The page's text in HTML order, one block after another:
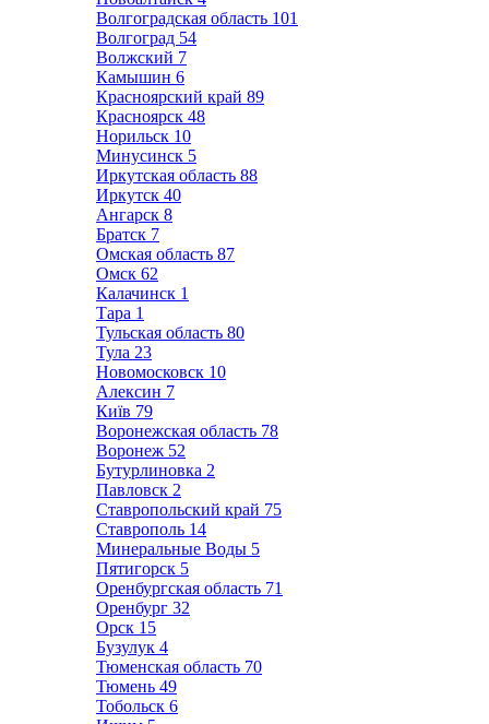
Волгоградская область 101
Волгоград 54
Волжский 7
Камышин 6
Красноярский край 89
Красноярск 48
Норильск 10
Минусинск 5
Иркутская область 88
Иркутск 40
Ангарск 8
Братск 7
Омская область 87
Омск 62
Калачинск 1
Тара 1
Тульская область 80
Тула 23
Новомосковск 10
Алексин 7
Київ 79
Воронежская область 78
Воронеж 52
Бутурлиновка 2
Павловск 2
Ставропольский край 75
Ставрополь 14
Минеральные Воды 5
Пятигорск 5
Оренбургская область 71
Оренбург 32
Орск 15
Бузулук 4
Тюменская область 70
Тюмень 49
Тобольск 6